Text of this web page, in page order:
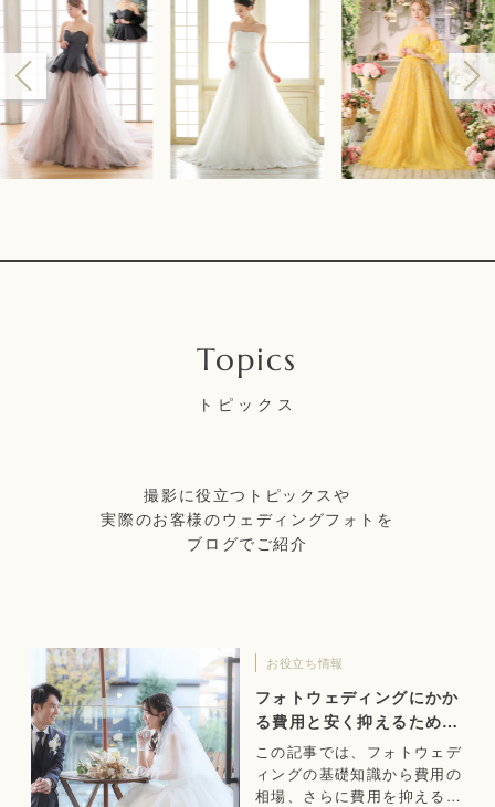
トピックス
撮影に役立つトピックスや
実際のお客様のウェディングフォトを
ブログでご紹介
お役立ち情報
フォトウェディングにかか
る費用と安く抑えるための
ポイント
この記事では、フォトウェデ
ィングの基礎知識から費用の
相場、さらに費用を抑えるた